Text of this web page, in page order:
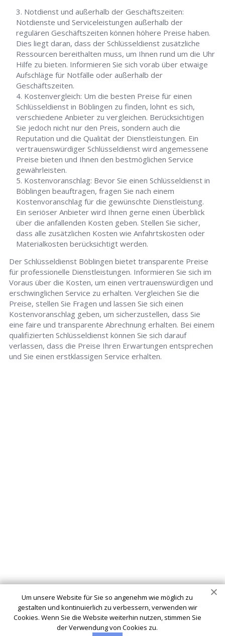
Notdienst und außerhalb der Geschäftszeiten:
Notdienste und Serviceleistungen außerhalb der
regulären Geschäftszeiten können höhere Preise haben.
Dies liegt daran, dass der Schlüsseldienst zusätzliche
Ressourcen bereithalten muss, um Ihnen rund um die Uhr
Hilfe zu bieten. Informieren Sie sich vorab über etwaige
Aufschläge für Notfälle oder außerhalb der
Geschäftszeiten.
Kostenvergleich: Um die besten Preise für einen
Schlüsseldienst in Böblingen zu finden, lohnt es sich,
verschiedene Anbieter zu vergleichen. Berücksichtigen
Sie jedoch nicht nur den Preis, sondern auch die
Reputation und die Qualität der Dienstleistungen. Ein
vertrauenswürdiger Schlüsseldienst wird angemessene
Preise bieten und Ihnen den bestmöglichen Service
gewährleisten.
Kostenvoranschlag: Bevor Sie einen Schlüsseldienst in
Böblingen beauftragen, fragen Sie nach einem
Kostenvoranschlag für die gewünschte Dienstleistung.
Ein seriöser Anbieter wird Ihnen gerne einen Überblick
über die anfallenden Kosten geben. Stellen Sie sicher,
dass alle zusätzlichen Kosten wie Anfahrtskosten oder
Materialkosten berücksichtigt werden.
Der Schlüsseldienst Böblingen bietet transparente Preise
für professionelle Dienstleistungen. Informieren Sie sich im
Voraus über die Kosten, um einen vertrauenswürdigen und
erschwinglichen Service zu erhalten. Vergleichen Sie die
Preise, stellen Sie Fragen und lassen Sie sich einen
Kostenvoranschlag geben, um sicherzustellen, dass Sie
eine faire und transparente Abrechnung erhalten. Bei einem
qualifizierten Schlüsseldienst können Sie sich darauf
verlassen, dass die Preise Ihren Erwartungen entsprechen
und Sie einen erstklassigen Service erhalten.
Um unsere Website für Sie so angenehm wie möglich zu
gestalten und kontinuierlich zu verbessern, verwenden wir
Cookies. Wenn Sie die Website weiterhin nutzen, stimmen Sie
der Verwendung von Cookies zu.
Schlüsseldienstleistungen in Böblingen. Ob Sie sich
ausgesperrt haben, ein defektes Schloss haben oder Ihre
Sicherheit verbessern möchten - wir sind hier, um Ihnen zu
helfen.